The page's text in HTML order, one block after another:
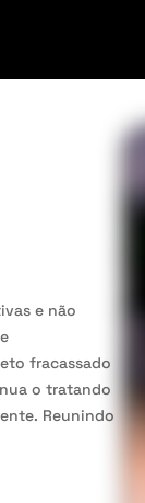
e não
fracassado
o tratando
Reunindo